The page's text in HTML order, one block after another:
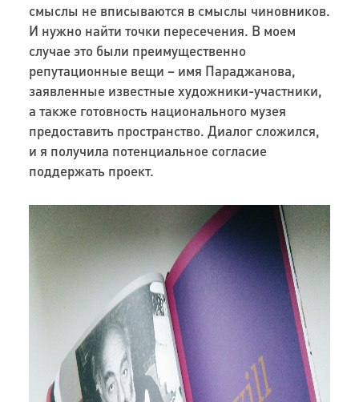
смыслы не вписываются в смыслы чиновников.
И нужно найти точки пересечения. В моем
случае это были преимущественно
репутационные вещи – имя Параджанова,
заявленные известные художники-участники,
а также готовность национального музея
предоставить пространство. Диалог сложился,
и я получила потенциальное согласие
поддержать проект.